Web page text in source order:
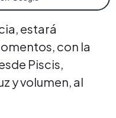
estará
con la
Piscis,
y volumen, al